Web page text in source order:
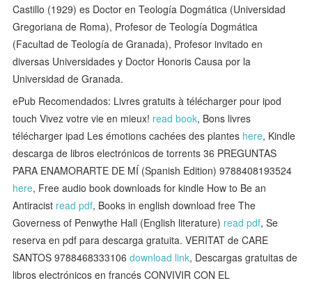
Castillo (1929) es Doctor en Teología Dogmática (Universidad
Gregoriana de Roma), Profesor de Teología Dogmática
(Facultad de Teología de Granada), Profesor invitado en
diversas Universidades y Doctor Honoris Causa por la
Universidad de Granada.
ePub Recomendados: Livres gratuits à télécharger pour ipod
touch Vivez votre vie en mieux! read book, Bons livres
télécharger ipad Les émotions cachées des plantes here, Kindle
descarga de libros electrónicos de torrents 36 PREGUNTAS
PARA ENAMORARTE DE MÍ (Spanish Edition) 9788408193524
here, Free audio book downloads for kindle How to Be an
Antiracist read pdf, Books in english download free The
Governess of Penwythe Hall (English literature) read pdf, Se
reserva en pdf para descarga gratuita. VERITAT de CARE
SANTOS 9788468333106download link, Descargas gratuitas de
libros electrónicos en francés CONVIVIR CON EL